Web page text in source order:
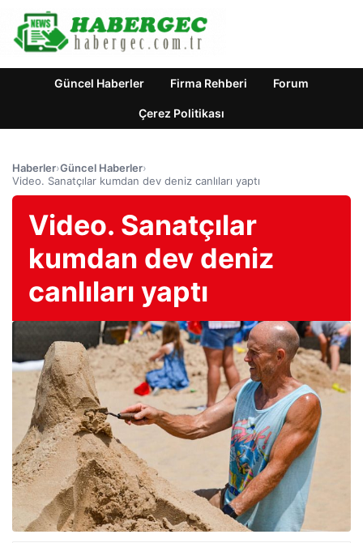
Güncel Haberler Firma Rehberi Forum
Çerez Politikası
Haberler›Güncel Haberler›
Video. Sanatçılar kumdan dev deniz canlıları yaptı
Video. Sanatçılar
kumdan dev deniz
canlıları yaptı